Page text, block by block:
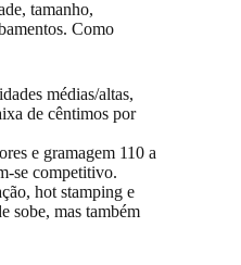
tamanho,
Como
médias/altas,
de cêntimos por
e gramagem 110 a
se competitivo.
hot stamping e
sobe, mas também